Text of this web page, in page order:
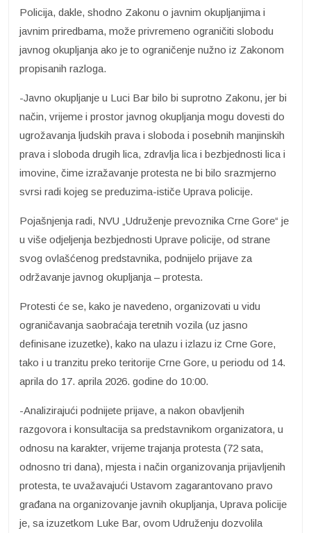
Policija, dakle, shodno Zakonu o javnim okupljanjima i
javnim priredbama, može privremeno ograničiti slobodu
javnog okupljanja ako je to ograničenje nužno iz Zakonom
propisanih razloga.
-Javno okupljanje u Luci Bar bilo bi suprotno Zakonu, jer bi
način, vrijeme i prostor javnog okupljanja mogu dovesti do
ugrožavanja ljudskih prava i sloboda i posebnih manjinskih
prava i sloboda drugih lica, zdravlja lica i bezbjednosti lica i
imovine, čime izražavanje protesta ne bi bilo srazmjerno
svrsi radi kojeg se preduzima-ističe Uprava policije.
Pojašnjenja radi, NVU „Udruženje prevoznika Crne Gore“ je
u više odjeljenja bezbjednosti Uprave policije, od strane
svog ovlašćenog predstavnika, podnijelo prijave za
održavanje javnog okupljanja – protesta.
Protesti će se, kako je navedeno, organizovati u vidu
ograničavanja saobraćaja teretnih vozila (uz jasno
definisane izuzetke), kako na ulazu i izlazu iz Crne Gore,
tako i u tranzitu preko teritorije Crne Gore, u periodu od 14.
aprila do 17. aprila 2026. godine do 10:00.
-Analizirajući podnijete prijave, a nakon obavljenih
razgovora i konsultacija sa predstavnikom organizatora, u
odnosu na karakter, vrijeme trajanja protesta (72 sata,
odnosno tri dana), mjesta i način organizovanja prijavljenih
protesta, te uvažavajući Ustavom zagarantovano pravo
građana na organizovanje javnih okupljanja, Uprava policije
je, sa izuzetkom Luke Bar, ovom Udruženju dozvolila